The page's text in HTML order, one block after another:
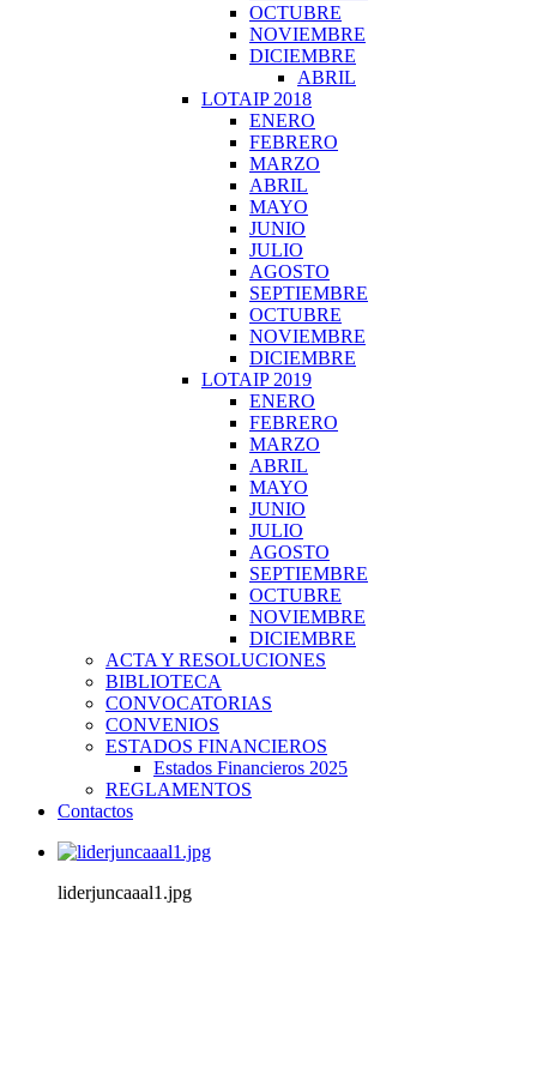
OCTUBRE
NOVIEMBRE
DICIEMBRE
ABRIL
LOTAIP 2018
ENERO
FEBRERO
MARZO
ABRIL
MAYO
JUNIO
JULIO
AGOSTO
SEPTIEMBRE
OCTUBRE
NOVIEMBRE
DICIEMBRE
LOTAIP 2019
ENERO
FEBRERO
MARZO
ABRIL
MAYO
JUNIO
JULIO
AGOSTO
SEPTIEMBRE
OCTUBRE
NOVIEMBRE
DICIEMBRE
ACTA Y RESOLUCIONES
BIBLIOTECA
CONVOCATORIAS
CONVENIOS
ESTADOS FINANCIEROS
Estados Financieros 2025
REGLAMENTOS
Contactos
liderjuncaaal1.jpg